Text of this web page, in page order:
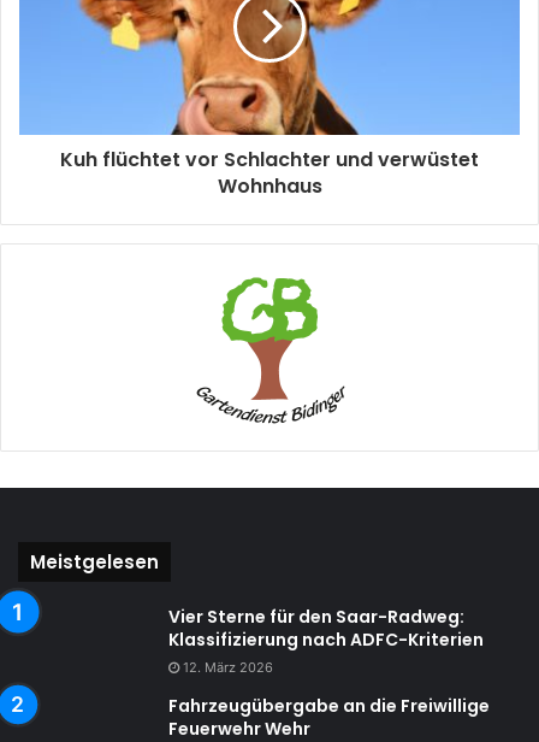
Kuh flüchtet vor Schlachter und verwüstet
Wohnhaus
Meistgelesen
Vier Sterne für den Saar-Radweg:
Klassifizierung nach ADFC-Kriterien
12. März 2026
Fahrzeugübergabe an die Freiwillige
Feuerwehr Wehr